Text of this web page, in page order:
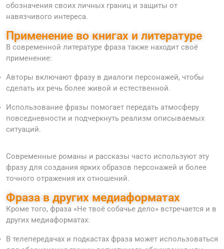
обозначения своих личных границ и защиты от
навязчивого интереса.
Применение во книгах и литературе
В современной литературе фраза также находит своё
применение:
Авторы включают фразу в диалоги персонажей, чтобы
сделать их речь более живой и естественной.
Использование фразы помогает передать атмосферу
повседневности и подчеркнуть реализм описываемых
ситуаций.
Современные романы и рассказы часто используют эту
фразу для создания ярких образов персонажей и более
точного отражения их отношений.
Фраза в других медиаформатах
Кроме того, фраза «Не твоё собачье дело» встречается и в
других медиаформатах:
В телепередачах и подкастах фраза может использоваться